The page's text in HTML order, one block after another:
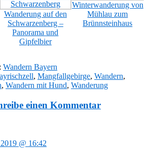
Wanderung auf den
Schwarzenberg –
Panorama und
Gipfelbier
Winterwanderung von
Mühlau zum
Brünnsteinhaus
Wandern Bayern
, Mangfallgebirge, Wandern,
, Wandern mit Hund, Wanderung
einen Kommentar
@ 16:42